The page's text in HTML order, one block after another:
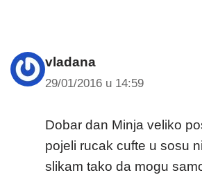
vladana
29/01/2016 u 14:59
Dobar dan Minja veliko
pojeli rucak cufte u sosu
slikam tako da mogu